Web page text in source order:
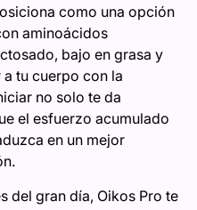
como una opción
aminoácidos
bajo en grasa y
tu cuerpo con la
no solo te da
el esfuerzo acumulado
en un mejor
del gran día, Oikos Pro te